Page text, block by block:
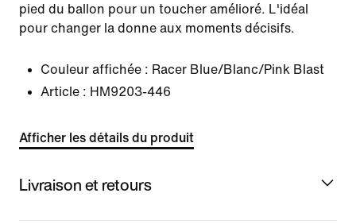
pied du ballon pour un toucher amélioré. L'idéal
pour changer la donne aux moments décisifs.
Couleur affichée : Racer Blue/Blanc/Pink Blast
Article : HM9203-446
Afficher les détails du produit
Livraison et retours